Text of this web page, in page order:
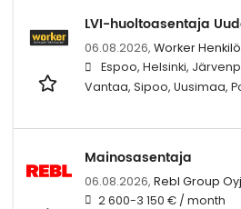
LVI-huoltoasentaja
06.08.2026, Worker
Espoo, Helsinki,
Vantaa, Sipoo, Uusimaa,
Mainosasentaja
06.08.2026, Rebl Group Oyj
2 600-3 150 € / month